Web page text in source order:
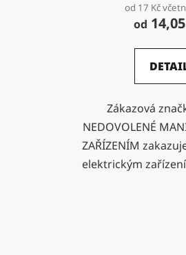
od 17 Kč
od
Zákazová
NEDOVOLENÉ
ZAŘÍZENÍM
elektrickým